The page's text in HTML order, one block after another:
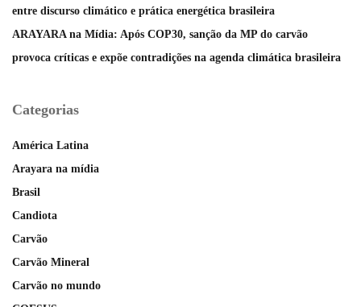
entre discurso climático e prática energética brasileira
ARAYARA na Mídia: Após COP30, sanção da MP do carvão
provoca críticas e expõe contradições na agenda climática brasileira
Categorias
América Latina
Arayara na mídia
Brasil
Candiota
Carvão
Carvão Mineral
Carvão no mundo